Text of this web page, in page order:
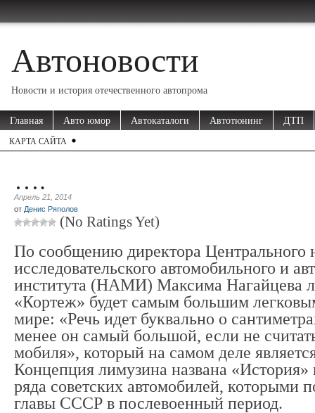
Автоновости
Новости и история отечественного автопрома
Главная Авто юмор Автокаталоги Автотюнинг ДТП
КАРТА САЙТА
….
Апрель 21, 2014
от Денис Ряполов
(No Ratings Yet)
По сообщению директора Центрального
исследовательского автомобильного и
института (НАМИ) Максима Нагайцева
«Кортеж» будет самым большим
мире: «Речь идет буквально о
менее он самый большой, если не
мобиля», который на самом деле
Концепция лимузина названа «История»
ряда советских автомобилей, которыми
главы СССР в послевоенный период.